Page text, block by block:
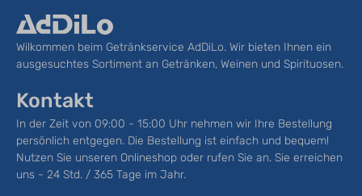
Wilkommen beim Getränkservice AdDiLo. Wir bieten Ihnen ein
ausgesuchtes Sortiment an Getränken, Weinen und Spirituosen.
Kontakt
In der Zeit von 09:00 - 15:00 Uhr nehmen wir Ihre Bestellung
persönlich entgegen. Die Bestellung ist einfach und bequem!
Nutzen Sie unseren Onlineshop oder rufen Sie an. Sie erreichen
uns - 24 Std. / 365 Tage im Jahr.